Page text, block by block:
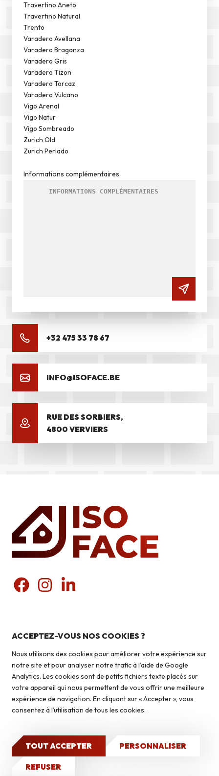
Briquettes
Autoconstruction & isolation
Caves à vin
Nos réalisations
CONTACT
ACCEPTEZ-VOUS NOS COOKIES ?
Nous utilisons des cookies pour améliorer votre expérience sur
notre site et pour analyser notre trafic à l’aide de Google
Analytics. Les cookies sont de petits fichiers texte placés sur
votre appareil qui nous permettent de vous offrir une meilleure
expérience de navigation. En cliquant sur « Accepter », vous
consentez à l’utilisation de tous les cookies.
TOUT ACCEPTER PERSONNALISER
REFUSER
Travertino Aneto
Travertino Natural
Trento
Varadero Avellana
Varadero Braganza
Varadero Gris
Varadero Tizon
Varadero Torcaz
Varadero Vulcano
Vigo Arenal
Vigo Natur
Vigo Sombreado
Zurich Old
Zurich Perlado
Informations complémentaires
+32 475 33 78 67
INFO@ISOFACE.BE
RUE DES SORBIERS,
4800 VERVIERS
Liens utiles
Qui sommes-nous ?
Isolation
Contact
2026 © Isoface - Tous droits réservés
réalisé par GO : Grow Online